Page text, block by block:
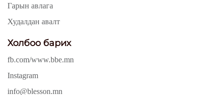
Гарын авлага
Худалдан авалт
Холбоо барих
fb.com/www.bbe.mn
Instagram
info@blesson.mn